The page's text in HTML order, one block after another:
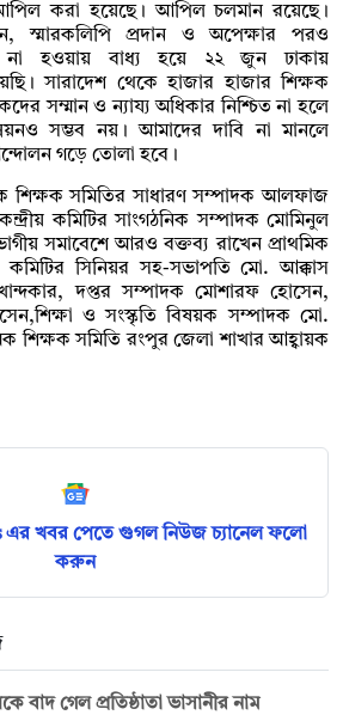
করা হয়েছে। আপিল চলমান রয়েছে।
স্মারকলিপি প্রদান ও অপেক্ষার পরও
না হওয়ায় বাধ্য হয়ে ২২ জুন ঢাকায়
সারাদেশ থেকে হাজার হাজার শিক্ষক
সম্মান ও ন্যায্য অধিকার নিশ্চিত না হলে
সম্ভব নয়। আমাদের দাবি না মানলে
গড়ে তোলা হবে।
শিক্ষক সমিতির সাধারণ সম্পাদক আলফাজ
কমিটির সাংগঠনিক সম্পাদক মোমিনুল
সমাবেশে আরও বক্তব্য রাখেন প্রাথমিক
কমিটির সিনিয়র সহ-সভাপতি মো. আক্কাস
দপ্তর সম্পাদক মোশারফ হোসেন,
ও সংস্কৃতি বিষয়ক সম্পাদক মো.
শিক্ষক সমিতি রংপুর জেলা শাখার আহ্বায়ক
এর খবর পেতে গুগল নিউজ চ্যানেল ফলো
করুন
বাদ গেল প্রতিষ্ঠাতা ভাসানীর নাম